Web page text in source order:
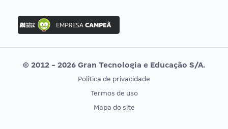
Concurso Ibama
Concurso MPU
Editais publicados
Vunesp
CONCURSOS POR PROFISSÃO
EXAME DE ORDEM
© 2012 - 2026 Gran Tecnologia e Educação S/A.
Política de privacidade
Termos de uso
Mapa do site